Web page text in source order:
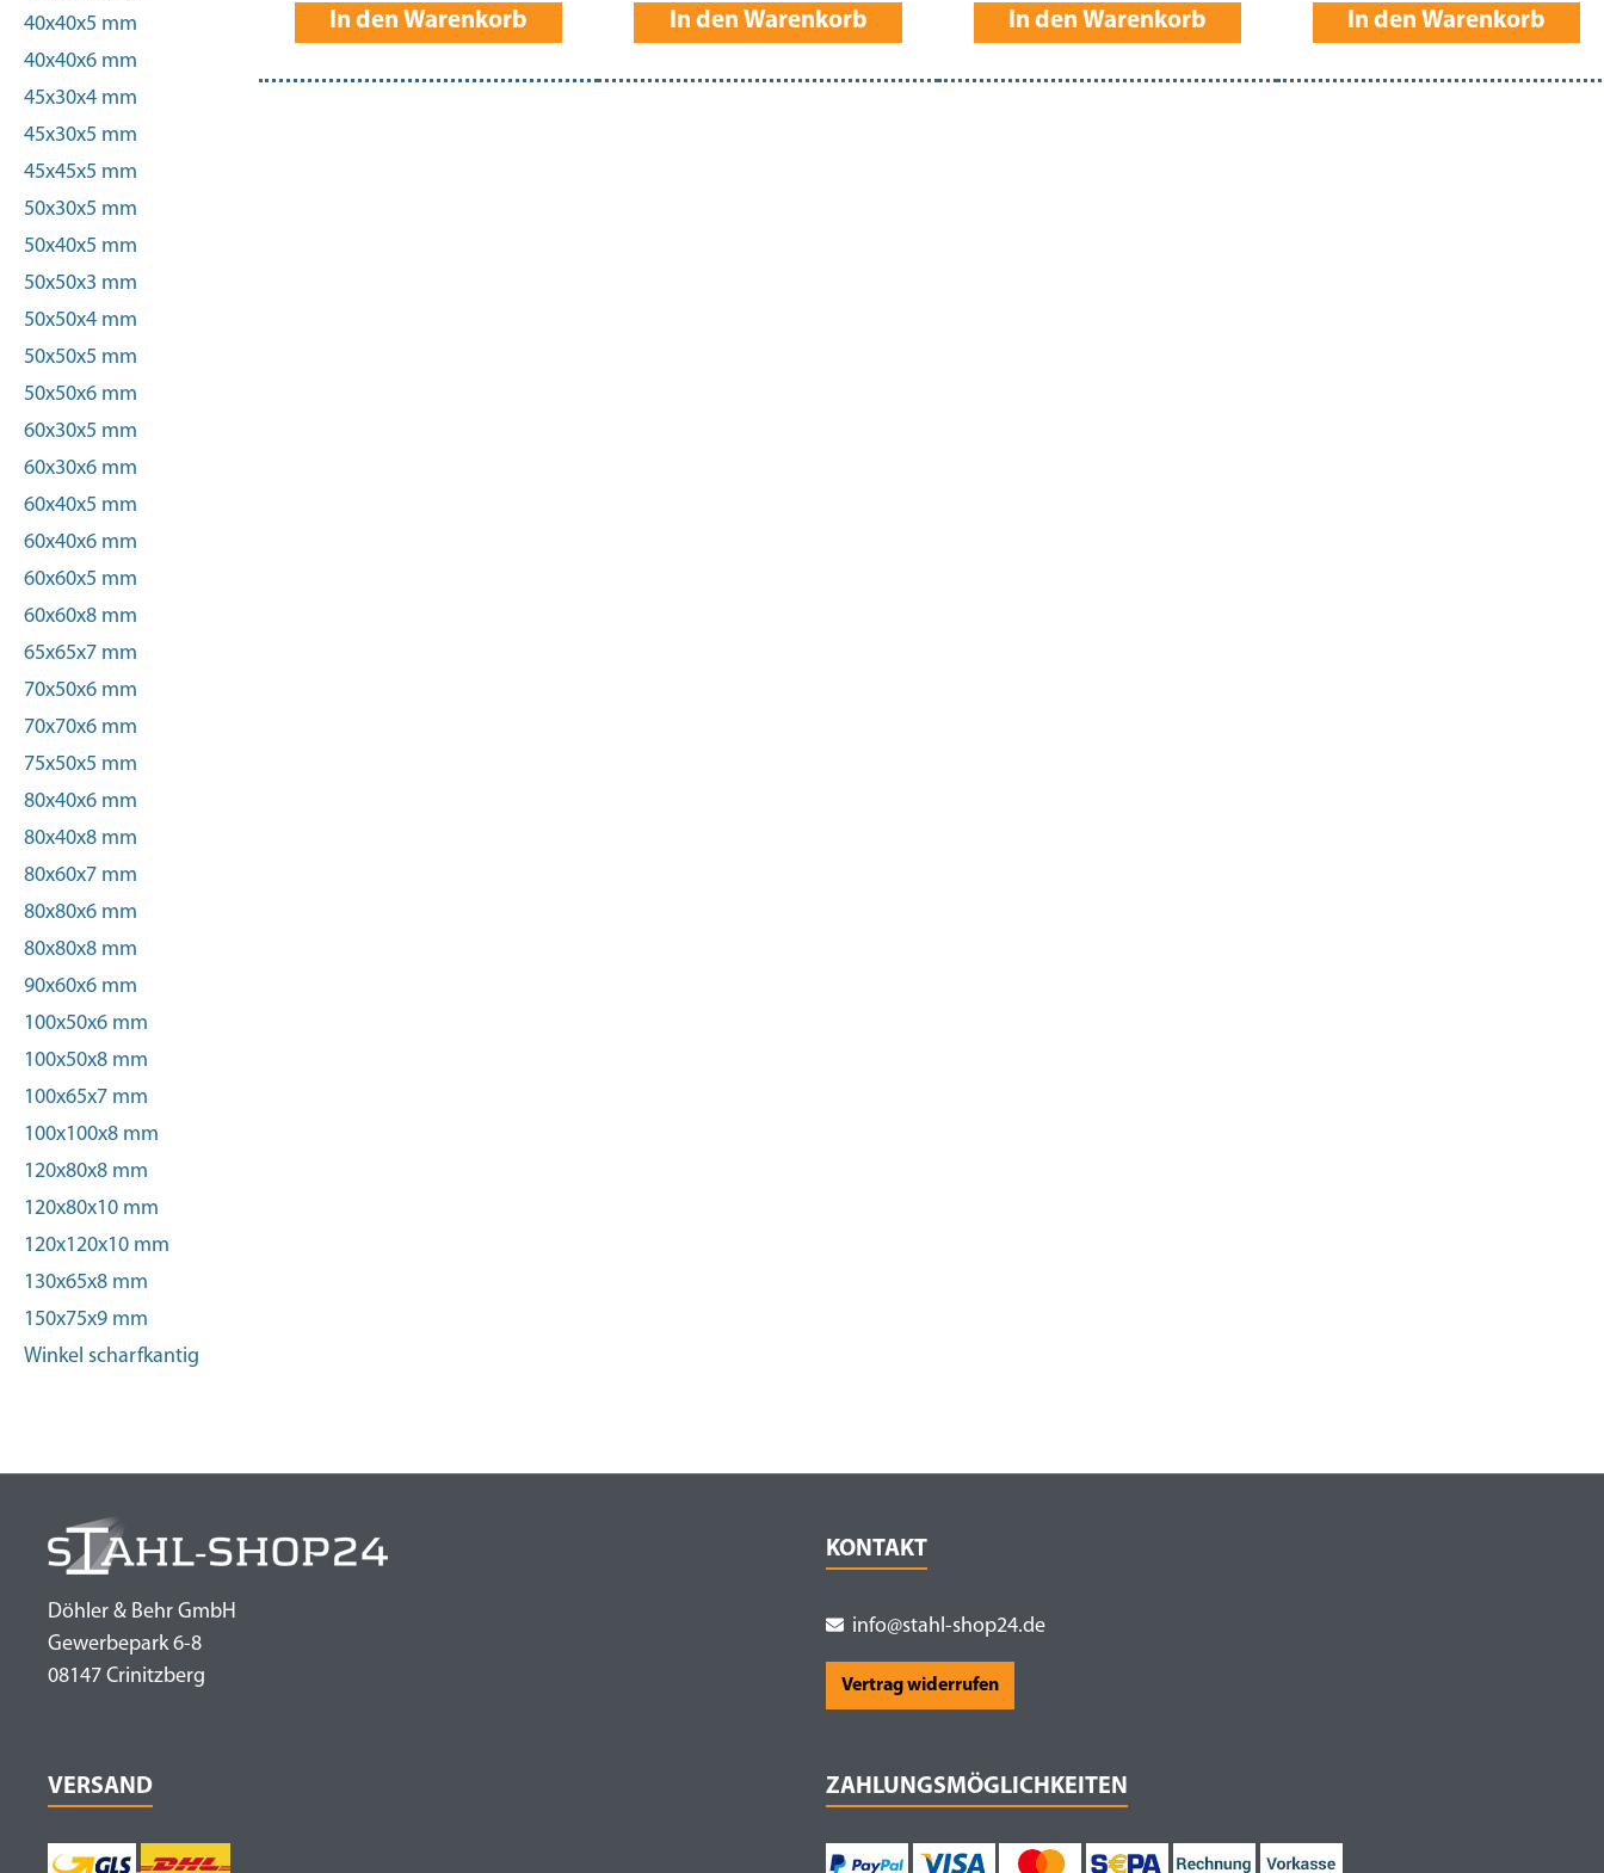
40x40x5 mm
40x40x6 mm
45x30x4 mm
45x30x5 mm
45x45x5 mm
50x30x5 mm
50x40x5 mm
50x50x3 mm
50x50x4 mm
50x50x5 mm
50x50x6 mm
60x30x5 mm
60x30x6 mm
60x40x5 mm
60x40x6 mm
60x60x5 mm
60x60x8 mm
65x65x7 mm
70x50x6 mm
70x70x6 mm
75x50x5 mm
80x40x6 mm
80x40x8 mm
80x60x7 mm
80x80x6 mm
80x80x8 mm
90x60x6 mm
100x50x6 mm
100x50x8 mm
100x65x7 mm
100x100x8 mm
120x80x8 mm
120x80x10 mm
120x120x10 mm
130x65x8 mm
150x75x9 mm
Winkel scharfkantig
In den Warenkorb In den Warenkorb In den Warenkorb In den Warenkorb
Döhler & Behr GmbH
Gewerbepark 6-8
08147 Crinitzberg
KONTAKT
info@stahl-shop24.de
Vertrag widerrufen
VERSAND ZAHLUNGSMÖGLICHKEITEN